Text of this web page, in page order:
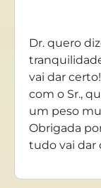
Dr. quero
vai dar
com o Sr.,
um peso
Obrigada
tudo vai dar